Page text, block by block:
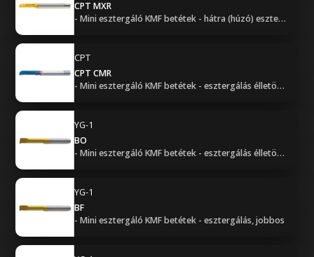
CPT MXR
- Mini esztergáló KMF betétek - hátra (húzó) esztergálás, jobbos
CPT
CPT CMR
- Mini esztergáló KMF betétek - esztergálás élletöréssel, jobbos
YG-1
BO
- Mini esztergáló KMF betétek - esztergálás élletöréssel, jobbos
YG-1
BF
- Mini esztergáló KMF betétek - esztergálás, jobbos